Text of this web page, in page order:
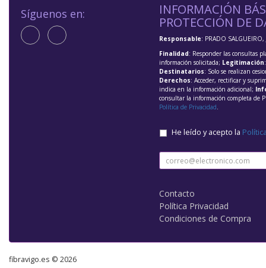
Síguenos en: INFORMACIÓN
PROTECCIÓN DE
Responsable: PRADO SALGUEIRO,
Finalidad: Responder las consultas
información solicitada; Legitimación
Destinatarios: Solo se realizan
Derechos: Acceder, rectificar y
indica en la información adicional;
consultar la información completa de
Política de Privacidad.
He leído y acepto la
Contacto
Política Privacidad
Condiciones de Compra
fibravigo.es © 2026